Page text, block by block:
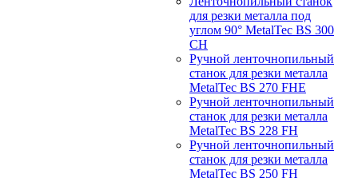
для резки металла под
углом 90° MetalTec BS 300
CH
Ручной ленточнопильный
станок для резки металла
MetalTec BS 270 FHE
Ручной ленточнопильный
станок для резки металла
MetalTec BS 228 FH
Ручной ленточнопильный
станок для резки металла
MetalTec BS 250 FH